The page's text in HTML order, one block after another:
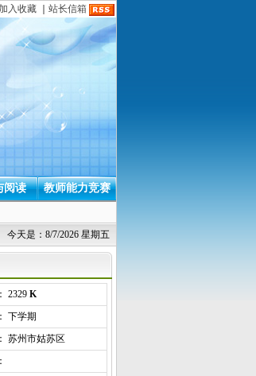
入收藏 站长信箱
阅读 教师能力竞赛
今天是：8/7/2026 星期五
2329 K
下学期
苏州市姑苏区
：